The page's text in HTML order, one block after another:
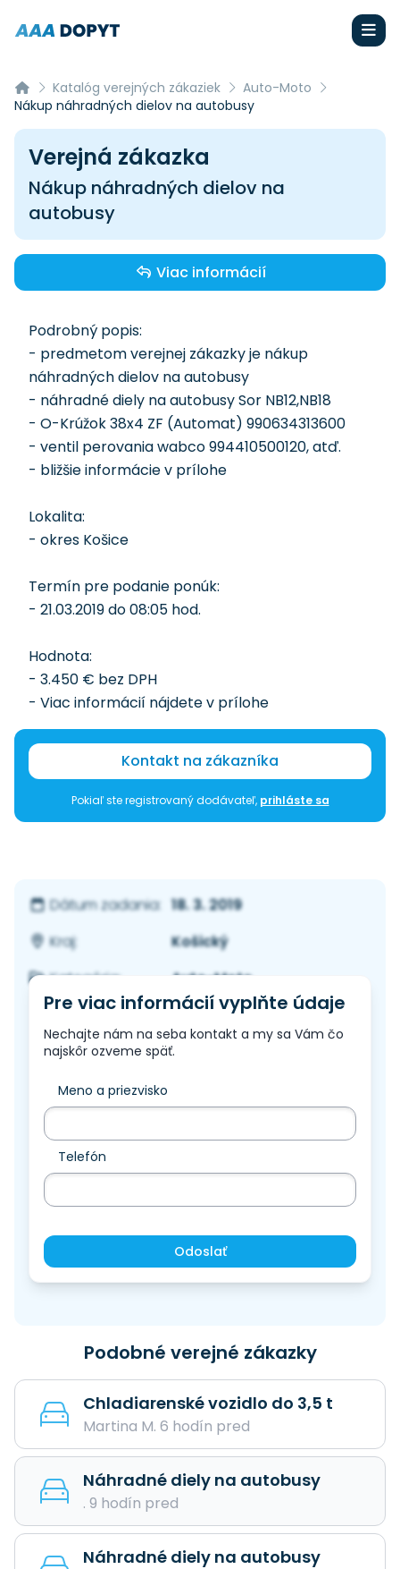
Katalóg verejných zákaziek
Auto-Moto
Nákup náhradných dielov na autobusy
Verejná zákazka
Nákup náhradných dielov na
autobusy
Viac informácií
Podrobný popis:
- predmetom verejnej zákazky je nákup
náhradných dielov na autobusy
- náhradné diely na autobusy Sor NB12,NB18
- O-Krúžok 38x4 ZF (Automat) 990634313600
- ventil perovania wabco 994410500120, atď.
- bližšie informácie v prílohe
Lokalita:
- okres Košice
Termín pre podanie ponúk:
- 21.03.2019 do 08:05 hod.
Hodnota:
- 3.450 € bez DPH
- Viac informácií nájdete v prílohe
Kontakt na zákazníka
Pokiaľ ste registrovaný dodávateľ, prihláste sa
Dátum zadania: 18. 3. 2019
Kraj:
Košický
Kategória:
Auto-Moto
Pre viac informácií vyplňte údaje
Nechajte nám na seba kontakt a my sa Vám čo
najskôr ozveme späť.
Meno a priezvisko
Telefón
Odoslať
Podobné verejné zákazky
Chladiarenské vozidlo do 3,5 t
Martina M. 6 hodín pred
Náhradné diely na autobusy
. 9 hodín pred
Náhradné diely na autobusy